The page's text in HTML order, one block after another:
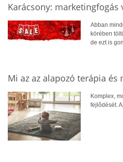
Karácsony: marketingfogás
Abban
körében
de ezt is
Mi az az alapozó terápia és
Komplex,
fejlődését.